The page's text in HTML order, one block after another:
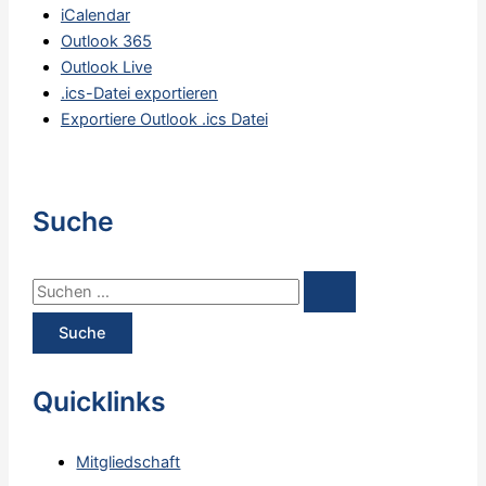
iCalendar
Outlook 365
Outlook Live
.ics-Datei exportieren
Exportiere Outlook .ics Datei
Suche
S
u
e
Quicklinks
Mitgliedschaft